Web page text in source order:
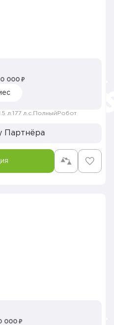
000 ₽
л. 177 л.с. Полный Робот
Партнёра
000 ₽